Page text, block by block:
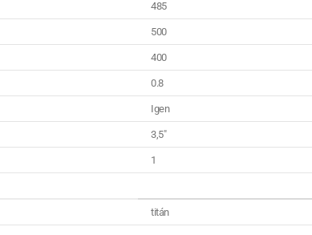
485
500
400
0.8
Igen
3,5"
1
titán